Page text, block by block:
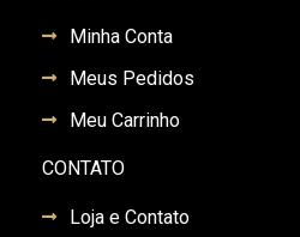
Minha Conta
Meus Pedidos
Meu Carrinho
CONTATO
Loja e Contato